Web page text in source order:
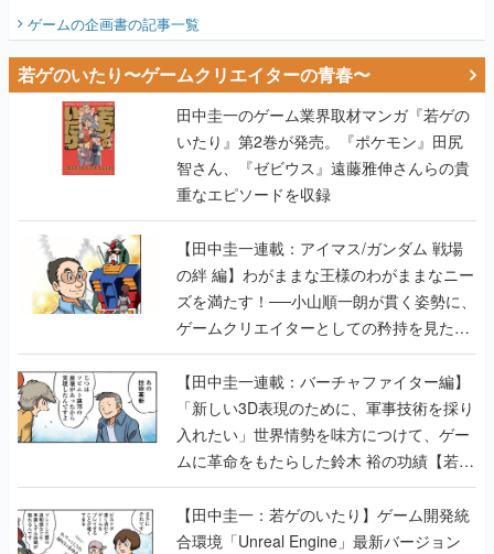
ビュー】
ゲームの企画書の記事一覧
若ゲのいたり〜ゲームクリエイターの青春〜
田中圭一のゲーム業界取材マンガ『若ゲの
いたり』第2巻が発売。『ポケモン』田尻
智さん、『ゼビウス』遠藤雅伸さんらの貴
重なエピソードを収録
【田中圭一連載：アイマス/ガンダム 戦場
の絆 編】わがままな王様のわがままなニー
ズを満たす！──小山順一朗が貫く姿勢に、
ゲームクリエイターとしての矜持を見た
【若ゲのいたり最終回】
【田中圭一連載：バーチャファイター編】
「新しい3D表現のために、軍事技術を採り
入れたい」世界情勢を味方につけて、ゲー
ムに革命をもたらした鈴木 裕の功績【若ゲ
のいたり】
【田中圭一：若ゲのいたり】ゲーム開発統
合環境「Unreal Engine」最新バージョン